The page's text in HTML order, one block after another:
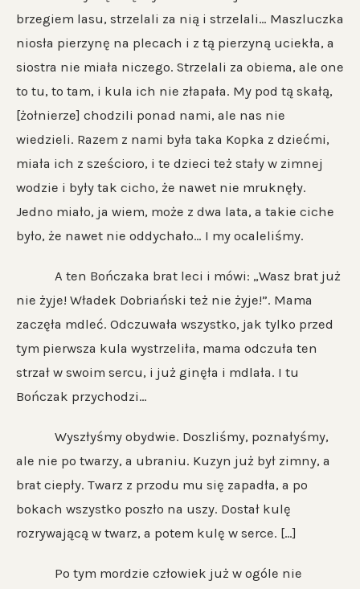
brzegiem lasu, strzelali za nią i strzelali… Maszluczka
niosła pierzynę na plecach i z tą pierzyną uciekła, a
siostra nie miała niczego. Strzelali za obiema, ale one
to tu, to tam, i kula ich nie złapała. My pod tą skałą,
[żołnierze] chodzili ponad nami, ale nas nie
wiedzieli. Razem z nami była taka Kopka z dziećmi,
miała ich z sześcioro, i te dzieci też stały w zimnej
wodzie i były tak cicho, że nawet nie mruknęły.
Jedno miało, ja wiem, może z dwa lata, a takie ciche
było, że nawet nie oddychało… I my ocaleliśmy.
A ten Bończaka brat leci i mówi: „Wasz brat już
nie żyje! Władek Dobriański też nie żyje!”. Mama
zaczęła mdleć. Odczuwała wszystko, jak tylko przed
tym pierwsza kula wystrzeliła, mama odczuła ten
strzał w swoim sercu, i już ginęła i mdlała. I tu
Bończak przychodzi…
Wyszłyśmy obydwie. Doszliśmy, poznałyśmy,
ale nie po twarzy, a ubraniu. Kuzyn już był zimny, a
brat ciepły. Twarz z przodu mu się zapadła, a po
bokach wszystko poszło na uszy. Dostał kulę
rozrywającą w twarz, a potem kulę w serce. […]
Po tym mordzie człowiek już w ogóle nie